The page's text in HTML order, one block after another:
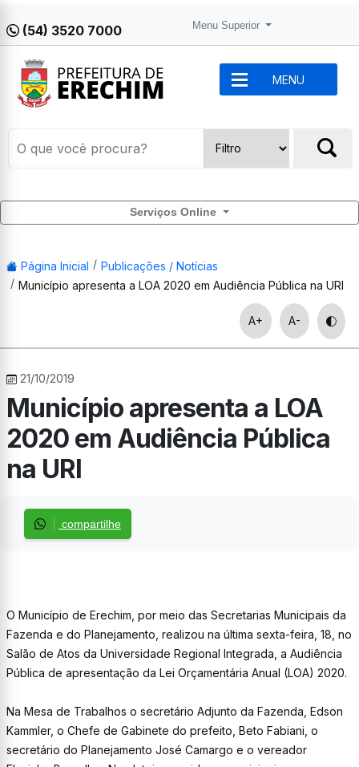
(54) 3520 7000 Menu Superior
MENU
Serviços Online
Página Inicial
Publicações / Notícias
Município apresenta a LOA 2020 em Audiência Pública na URI
A+ A-
21/10/2019
Município apresenta a LOA
2020 em Audiência Pública
na URI
compartilhe
O Município de Erechim, por meio das Secretarias Municipais da
Fazenda e do Planejamento, realizou na última sexta-feira, 18, no
Salão de Atos da Universidade Regional Integrada, a Audiência
Pública de apresentação da Lei Orçamentária Anual (LOA) 2020.
Na Mesa de Trabalhos o secretário Adjunto da Fazenda, Edson
Kammler, o Chefe de Gabinete do prefeito, Beto Fabiani, o
secretário do Planejamento José Camargo e o vereador